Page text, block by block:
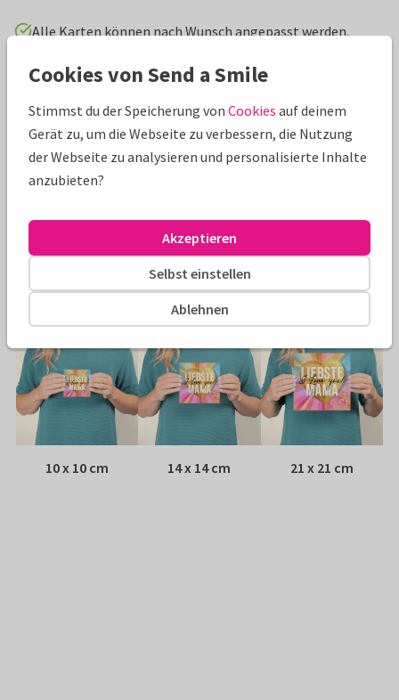
Alle Karten können nach Wunsch angepasst werden.
Muttertagskarten Renee geeft vorm
Eigenschaften dieser Karte
Papiersorte:
Umschlag: Weißer Fensterumschlag
Adresse: Rückseite der Karte
Größen
10 x 10 cm 14 x 14 cm 21 x 21 cm
Cookies von Send a Smile
Stimmst du der Speicherung von Cookies auf deinem
Gerät zu, um die Webseite zu verbessern, die Nutzung
der Webseite zu analysieren und personalisierte Inhalte
anzubieten?
Ablehnen
Selbst einstellen
Akzeptieren